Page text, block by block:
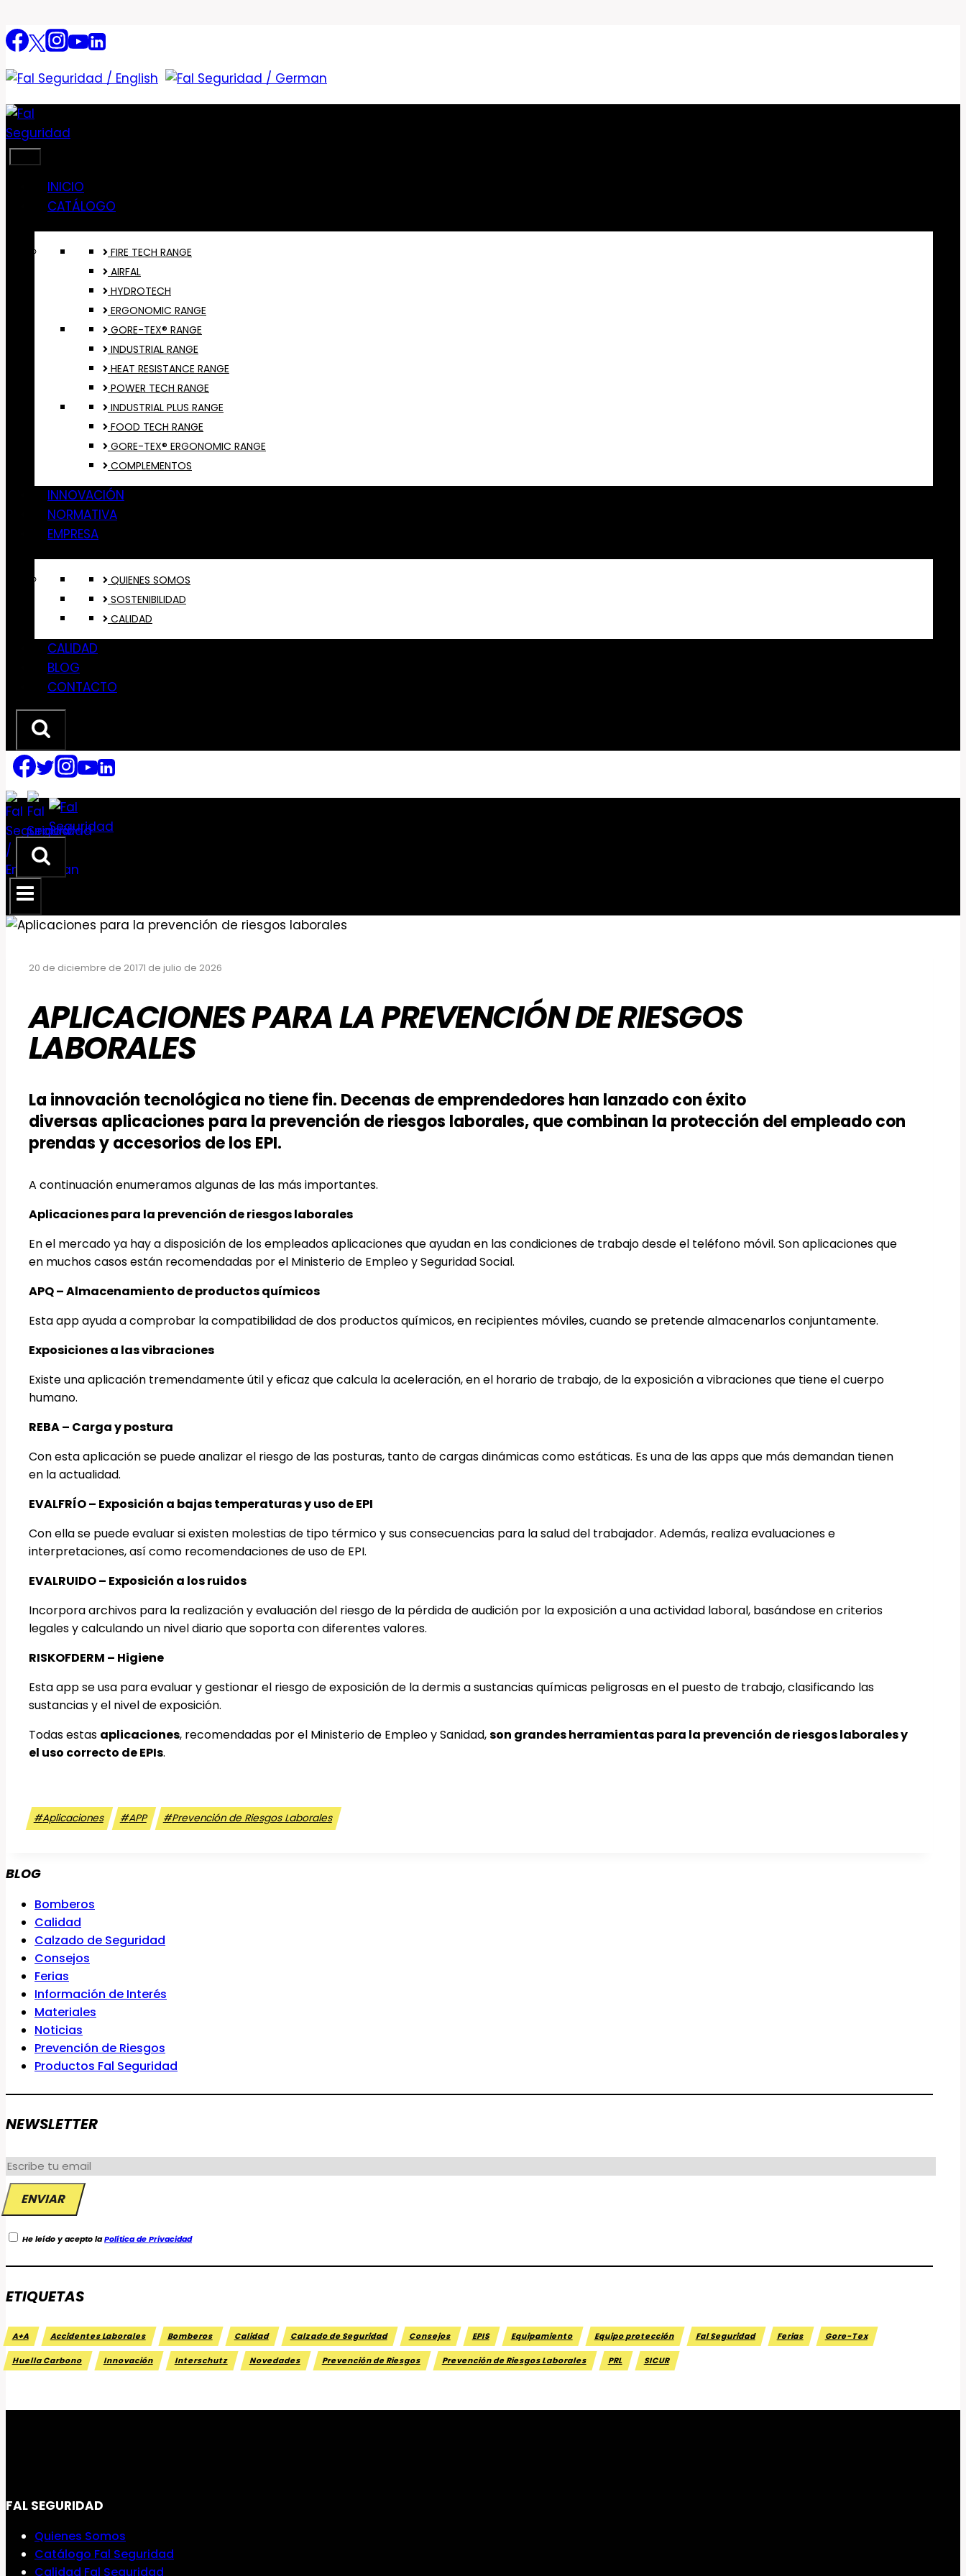
Saltar
al
contenido
INICIO
CATÁLOGO
FIRE TECH RANGE
AIRFAL
HYDROTECH
ERGONOMIC RANGE
GORE-TEX® RANGE
INDUSTRIAL RANGE
HEAT RESISTANCE RANGE
POWER TECH RANGE
INDUSTRIAL PLUS RANGE
FOOD TECH RANGE
GORE-TEX® ERGONOMIC RANGE
COMPLEMENTOS
INNOVACIÓN
NORMATIVA
EMPRESA
QUIENES SOMOS
SOSTENIBILIDAD
CALIDAD
CALIDAD
BLOG
CONTACTO
20 de diciembre de 20171 de julio de 2026
APLICACIONES PARA LA PREVENCIÓN DE RIESGOS
LABORALES
La innovación tecnológica no tiene fin. Decenas de emprendedores han lanzado con éxito
diversas aplicaciones para la prevención de riesgos laborales, que combinan la protección del empleado con
prendas y accesorios de los EPI.
A continuación enumeramos algunas de las más importantes.
Aplicaciones para la prevención de riesgos laborales
En el mercado ya hay a disposición de los empleados aplicaciones que ayudan en las condiciones de trabajo desde el teléfono móvil. Son aplicaciones que
en muchos casos están recomendadas por el Ministerio de Empleo y Seguridad Social.
APQ – Almacenamiento de productos químicos
Esta app ayuda a comprobar la compatibilidad de dos productos químicos, en recipientes móviles, cuando se pretende almacenarlos conjuntamente.
Exposiciones a las vibraciones
Existe una aplicación tremendamente útil y eficaz que calcula la aceleración, en el horario de trabajo, de la exposición a vibraciones que tiene el cuerpo
humano.
REBA – Carga y postura
Con esta aplicación se puede analizar el riesgo de las posturas, tanto de cargas dinámicas como estáticas. Es una de las apps que más demandan tienen
en la actualidad.
EVALFRÍO – Exposición a bajas temperaturas y uso de EPI
Con ella se puede evaluar si existen molestias de tipo térmico y sus consecuencias para la salud del trabajador. Además, realiza evaluaciones e
interpretaciones, así como recomendaciones de uso de EPI.
EVALRUIDO – Exposición a los ruidos
Incorpora archivos para la realización y evaluación del riesgo de la pérdida de audición por la exposición a una actividad laboral, basándose en criterios
legales y calculando un nivel diario que soporta con diferentes valores.
RISKOFDERM – Higiene
Esta app se usa para evaluar y gestionar el riesgo de exposición de la dermis a sustancias químicas peligrosas en el puesto de trabajo, clasificando las
sustancias y el nivel de exposición.
Todas estas aplicaciones, recomendadas por el Ministerio de Empleo y Sanidad,son grandes herramientas para la prevención de riesgos laborales y
el uso correcto de EPIs.
Etiquetas
de
entrada:
#Aplicaciones #APP #Prevención de Riesgos Laborales
BLOG
Bomberos
Calidad
Calzado de Seguridad
Consejos
Ferias
Información de Interés
Materiales
Noticias
Prevención de Riesgos
Productos Fal Seguridad
NEWSLETTER
He leído y acepto laPolítica de Privacidad
ETIQUETAS
A+A Accidentes Laborales Bomberos Calidad Calzado de Seguridad Consejos EPIS Equipamiento Equipo protección Fal Seguridad Ferias Gore-Tex
Huella Carbono Innovación Interschutz Novedades Prevención de Riesgos Prevención de Riesgos Laborales PRL SICUR
FAL SEGURIDAD
Quienes Somos
Catálogo Fal Seguridad
Calidad Fal Seguridad